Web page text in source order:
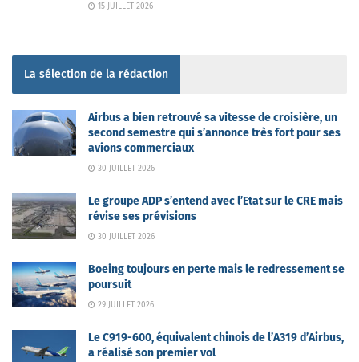
15 JUILLET 2026
La sélection de la rédaction
Airbus a bien retrouvé sa vitesse de croisière, un
second semestre qui s’annonce très fort pour ses
avions commerciaux
30 JUILLET 2026
Le groupe ADP s’entend avec l’Etat sur le CRE mais
révise ses prévisions
30 JUILLET 2026
Boeing toujours en perte mais le redressement se
poursuit
29 JUILLET 2026
Le C919-600, équivalent chinois de l’A319 d’Airbus,
a réalisé son premier vol